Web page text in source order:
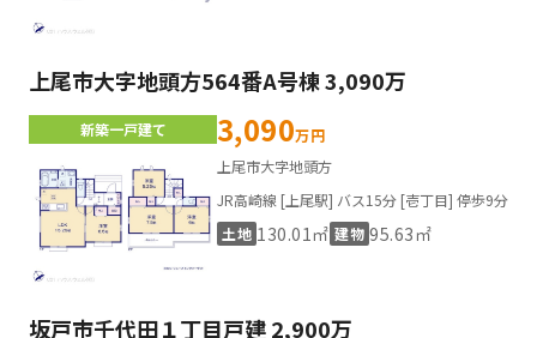
上尾市大字地頭方564番A号棟 3,090万
新築一戸建て 3,090万円
上尾市大字地頭方
JR高崎線 [上尾駅] バス15分 [壱丁目] 停歩9分
土地 130.01㎡ 建物 95.63㎡
坂戸市千代田１丁目戸建 2,900万